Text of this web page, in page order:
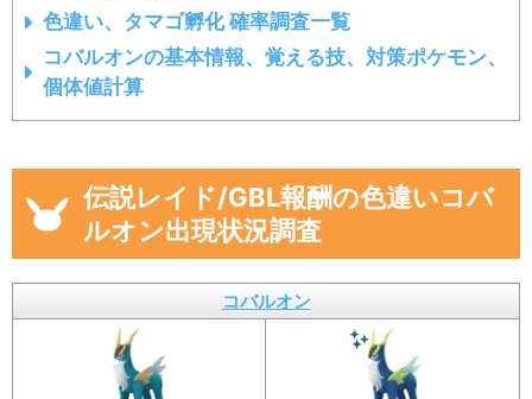
色違い、タマゴ孵化 確率調査一覧
コバルオンの基本情報、覚える技、対策ポケモン、
個体値計算
伝説レイド/GBL報酬の色違いコバ
ルオン出現状況調査
コバルオン